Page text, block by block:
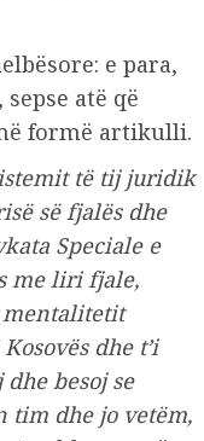
e para,
atë që
formë artikulli.
të tij juridik
së fjalës dhe
Speciale e
me liri fjale,
mentalitetit
dhe t’i
dhe besoj se
tim dhe jo vetëm,